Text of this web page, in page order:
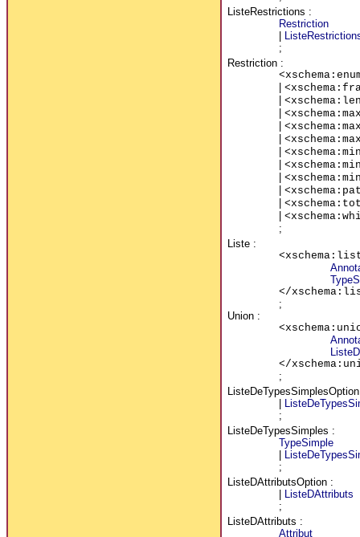
ListeRestrictions :
Restriction
|
;
Restriction:
|
|
|
|
|
|
|
|
|
|
|
;
Liste:
</
;
Union:
</
;
ListeDeTypesSimplesOption
|
;
ListeDeTypesSimples :
TypeSimple
|
;
ListeDAttributsOption:
| ListeDAttributs
;
ListeDAttributs :
Attribut